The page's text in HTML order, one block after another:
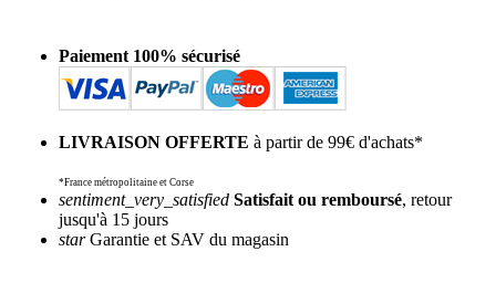
Paiement 100% sécurisé
LIVRAISON OFFERTE à partir de 99€ d'achats*
*France métropolitaine et Corse
sentiment_very_satisfied Satisfait ou remboursé, retour
jusqu'à 15 jours
starGarantie et SAV du magasin